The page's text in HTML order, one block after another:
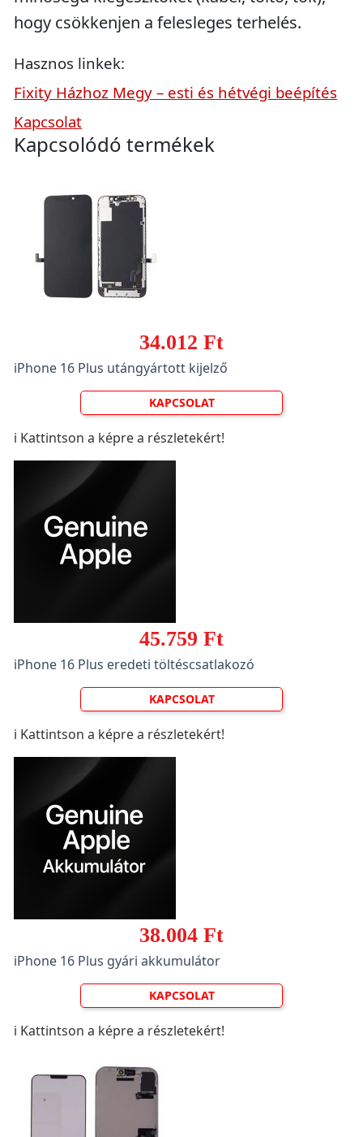
hogy csökkenjen a felesleges terhelés.
Hasznos linkek:
Fixity Házhoz Megy – esti és hétvégi beépítés
Kapcsolat
Kapcsolódó termékek
34.012 Ft
iPhone 16 Plus utángyártott kijelző
KAPCSOLAT
ℹ️ Kattintson a képre a részletekért!
45.759 Ft
iPhone 16 Plus eredeti töltéscsatlakozó
KAPCSOLAT
ℹ️ Kattintson a képre a részletekért!
38.004 Ft
iPhone 16 Plus gyári akkumulátor
KAPCSOLAT
ℹ️ Kattintson a képre a részletekért!